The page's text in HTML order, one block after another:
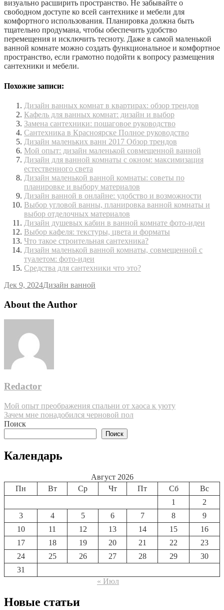
визуально расширить пространство. Не забывайте о
свободном доступе ко всей сантехнике и мебели для
комфортного использования. Планировка должна быть
тщательно продумана, чтобы обеспечить удобство
перемещения и исключить тесноту. Даже в самой маленькой
ванной комнате можно создать функциональное и комфортное
пространство, если грамотно подойти к вопросу размещения
сантехники и мебели.
Похожие записи:
Дизайн ванных комнат в квартирах: обзор трендов
Кафель для ванных комнат: дизайн и выбор
Замена сантехники: пошаговое руководство
Сантехника в Красноярске Полное руководство
Дизайн маленьких ванн 2017 Обзор трендов
Мой опыт: дизайн маленькой совмещенной ванной
Дизайн для ванной комнаты с окном: максимизация
естественного света
Дизайн маленькой ванной комнаты: советы по
планировке и выбору материалов
Дизайн ванной в онлайне: удобство и возможности
Выбор угловой ванны, планировка ванной комнаты и
выбор отделочных материалов
Дизайн душевых кабин в ванной комнате фото-идеи
Выбор кафеля: текстуры, цвета и форматы
Что такое строительная сантехника?
Дизайн маленькой ванной комнаты, совмещенной с
туалетом: фото-идеи
Средства для сантехники что это?
Дек 9, 2024Дизайн ванной
About the Author
Redactor
Навигация
по
Мой опыт преображения спальни от хаоса к уюту
Зачем мне понадобился черновой пол
Поиск
Поиск
Календарь
Август 2026
Пн
Вт Ср Чт Пт Сб
Вс
1
2
3
4 5 6 7 8
9
10
11 12 13 14 15
16
17
18 19 20 21 22
23
24
25 26 27 28 29
30
31
« Июл
Новые статьи